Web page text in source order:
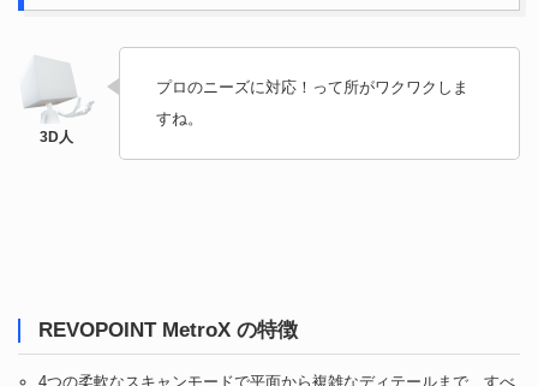
プロのニーズに対応！って所がワクワクしま
すね。
REVOPOINT MetroX の特徴
4つの柔軟なスキャンモードで平面から複雑なディテールまで、すべ